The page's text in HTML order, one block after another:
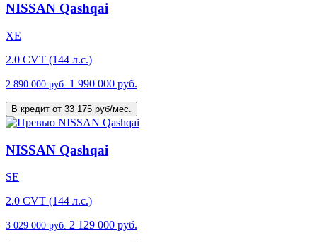
NISSAN Qashqai
XE
2.0 CVT (144 л.с.)
2 890 000 руб. 1 990 000 руб.
В кредит от 33 175 руб/мес.
NISSAN Qashqai
SE
2.0 CVT (144 л.с.)
3 029 000 руб. 2 129 000 руб.